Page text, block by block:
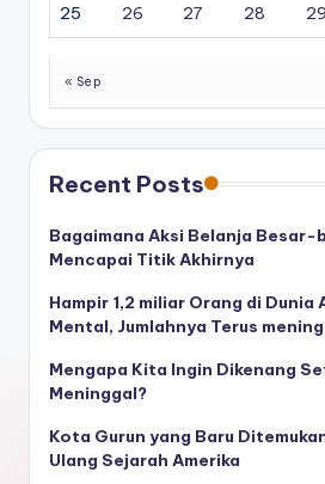
25 26 27 28 29
« Sep
Recent Posts
Bagaimana Aksi Belanja Besar-
Mencapai Titik Akhirnya
Hampir 1,2 miliar Orang di Dunia
Mental, Jumlahnya Terus
Mengapa Kita Ingin Dikenang
Meninggal?
Kota Gurun yang Baru
Ulang Sejarah Amerika